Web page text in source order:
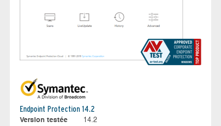
Endpoint Protection 14.2
Version testée
14.2